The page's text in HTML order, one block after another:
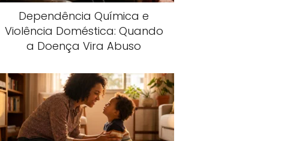
Dependência Química e
Violência Doméstica: Quando
a Doença Vira Abuso